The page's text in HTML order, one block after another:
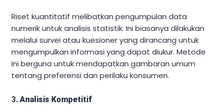
Riset kuantitatif melibatkan pengumpulan data
numerik untuk analisis statistik. Ini biasanya dilakukan
melalui survei atau kuesioner yang dirancang untuk
mengumpulkan informasi yang dapat diukur. Metode
ini berguna untuk mendapatkan gambaran umum
tentang preferensi dan perilaku konsumen.
3. Analisis Kompetitif